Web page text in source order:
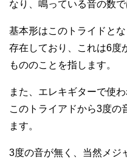
なり、鳴っている音の数で
基本形はこのトライドと
存在しており、これは6度
もののことを指します。
また、エレキギターで使
このトライアドから3度の
ます。
3度の音が無く、当然メジ